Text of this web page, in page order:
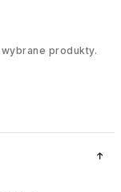
produkty.